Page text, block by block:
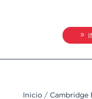
Inicio/ Cambridge